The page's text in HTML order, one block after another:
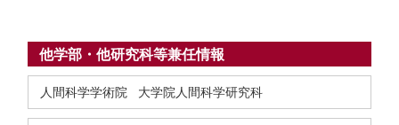
他学部・他研究科等兼任情報
人間科学学術院 大学院人間科学研究科